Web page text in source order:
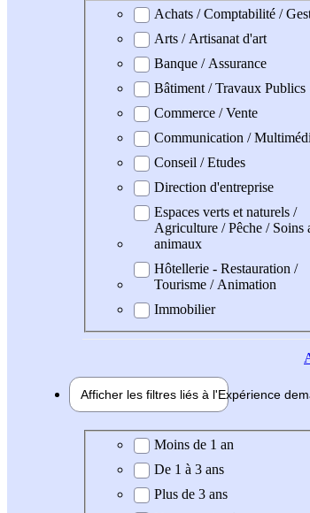
Domaine professionel
Achats / Comptabilité /
Arts / Artisanat d'art
Banque / Assurance
Bâtiment / Travaux Publics
Commerce / Vente
Communication /
Conseil / Etudes
Direction d'entreprise
Espaces verts et naturels /
Agriculture / Pêche / Soins
animaux
Hôtellerie - Restauration /
Tourisme / Animation
Immobilier
Afficher les filtres liés à l'Expérience
Expérience demandée
Moins de 1 an
De 1 à 3 ans
Plus de 3 ans